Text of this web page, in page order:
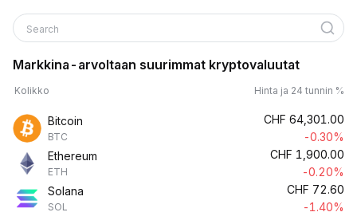
Search
Markkina-arvoltaan suurimmat kryptovaluutat
Kolikko Hinta ja 24 tunnin %
Bitcoin
BTC
CHF 64,301.00
-0.30%
Ethereum
ETH
CHF 1,900.00
-0.20%
Solana
SOL
CHF 72.60
-1.40%